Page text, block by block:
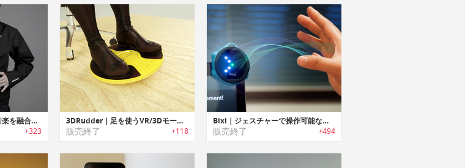
Machina｜体の動きと音楽を融合させるウェアラブルインタフェース
+323
3DRudder｜足を使うVR/3Dモーションコントローラー「3Dラダー」
販売終了 +118
Bixi｜ジェスチャーで操作可能なスマートワイヤレスコントローラー「ビクシー」
販売終了 +494